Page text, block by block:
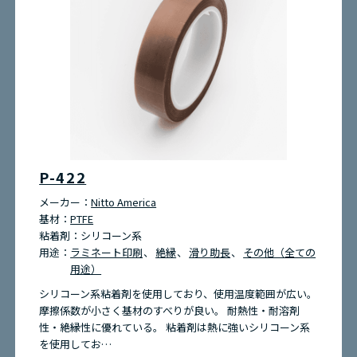
P-422
メーカー：Nitto America
基材：PTFE
粘着剤： シリコーン系
用途： ラミネート印刷 絶縁 滑り助長
その他（全ての
用途）
シリコーン系粘着剤を使用しており、使用温度範囲が広い。
摩擦係数が小さく基材のすべりが良い。 耐熱性・耐溶剤
性・絶縁性に優れている。 粘着剤は熱に強いシリコーン系
を使用してお…